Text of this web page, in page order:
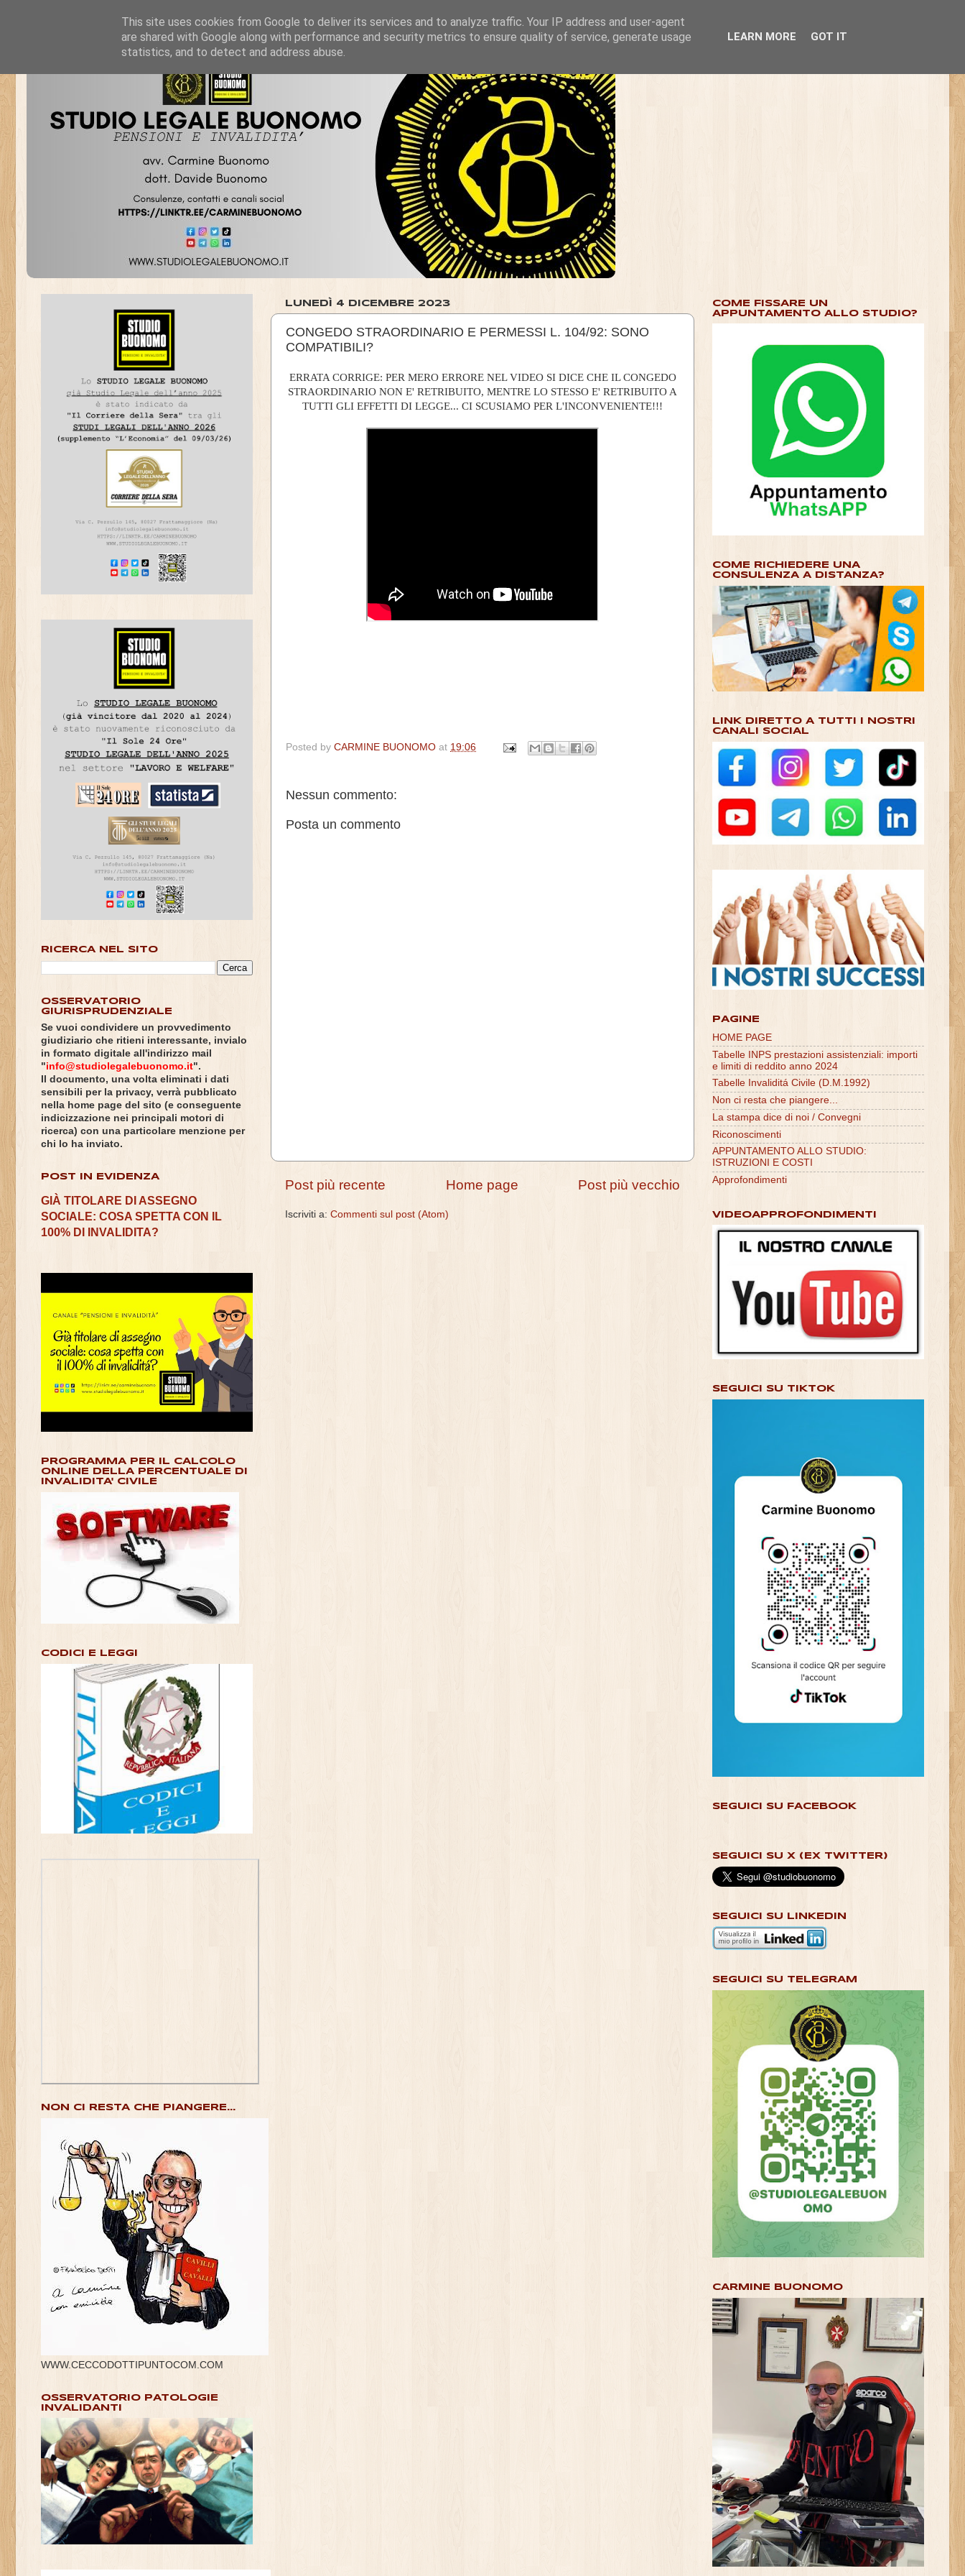
LUNEDÌ 4 DICEMBRE 2023
CONGEDO STRAORDINARIO E PERMESSI L. 104/92: SONO
COMPATIBILI?
ERRATA CORRIGE: PER MERO ERRORE NEL VIDEO SI DICE CHE IL CONGEDO
STRAORDINARIO NON E' RETRIBUITO, MENTRE LO STESSO E' RETRIBUITO A
TUTTI GLI EFFETTI DI LEGGE... CI SCUSIAMO PER L'INCONVENIENTE!!!
Posted by CARMINE BUONOMO at 19:06
Nessun commento:
Posta un commento
Post più recente Post più vecchio
Home page
Iscriviti a: Commenti sul post (Atom)
RICERCA NEL SITO
OSSERVATORIO
GIURISPRUDENZIALE
Se vuoi condividere un provvedimento
giudiziario che ritieni interessante, invialo
in formato digitale all'indirizzo mail
"info@studiolegalebuonomo.it".
Il documento, una volta eliminati i dati
sensibili per la privacy, verrà pubblicato
nella home page del sito (e conseguente
indicizzazione nei principali motori di
ricerca) con una particolare menzione per
chi lo ha inviato.
POST IN EVIDENZA
GIÀ TITOLARE DI ASSEGNO
SOCIALE: COSA SPETTA CON IL
100% DI INVALIDITA?
PROGRAMMA PER IL CALCOLO
ONLINE DELLA PERCENTUALE DI
INVALIDITA' CIVILE
CODICI E LEGGI
NON CI RESTA CHE PIANGERE...
WWW.CECCODOTTIPUNTOCOM.COM
OSSERVATORIO PATOLOGIE
INVALIDANTI
COME FISSARE UN
APPUNTAMENTO ALLO STUDIO?
COME RICHIEDERE UNA
CONSULENZA A DISTANZA?
LINK DIRETTO A TUTTI I NOSTRI
CANALI SOCIAL
PAGINE
HOME PAGE
Tabelle INPS prestazioni assistenziali: importi
e limiti di reddito anno 2024
Tabelle Invaliditá Civile (D.M.1992)
Non ci resta che piangere...
La stampa dice di noi / Convegni
Riconoscimenti
APPUNTAMENTO ALLO STUDIO:
ISTRUZIONI E COSTI
Approfondimenti
VIDEOAPPROFONDIMENTI
SEGUICI SU TIKTOK
SEGUICI SU FACEBOOK
SEGUICI SU X (EX TWITTER)
SEGUICI SU LINKEDIN
SEGUICI SU TELEGRAM
CARMINE BUONOMO
This site uses cookies from Google to deliver its services and to analyze traffic. Your IP address and user-agent
are shared with Google along with performance and security metrics to ensure quality of service, generate usage
statistics, and to detect and address abuse.
LEARN MORE GOT IT